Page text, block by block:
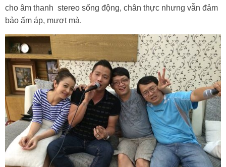
cho âm thanh stereo sống động, chân thực nhưng vẫn đảm
bảo ấm áp, mượt mà.